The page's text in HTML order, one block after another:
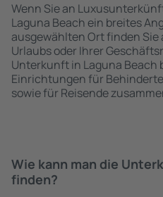
Wenn Sie an
Laguna Beach ein breites
ausgewählten Ort finden Sie
Urlaubs oder Ihrer
Unterkunft in Laguna Beach
Einrichtungen für
sowie für Reisende
Wie kann man die
finden?